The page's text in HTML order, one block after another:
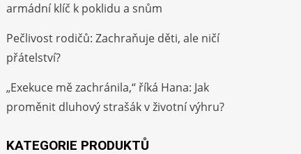
armádní klíč k poklidu a snům
Pečlivost rodičů: Zachraňuje děti, ale ničí
přátelství?
„Exekuce mě zachránila,“ říká Hana: Jak
proměnit dluhový strašák v životní výhru?
KATEGORIE PRODUKTŮ